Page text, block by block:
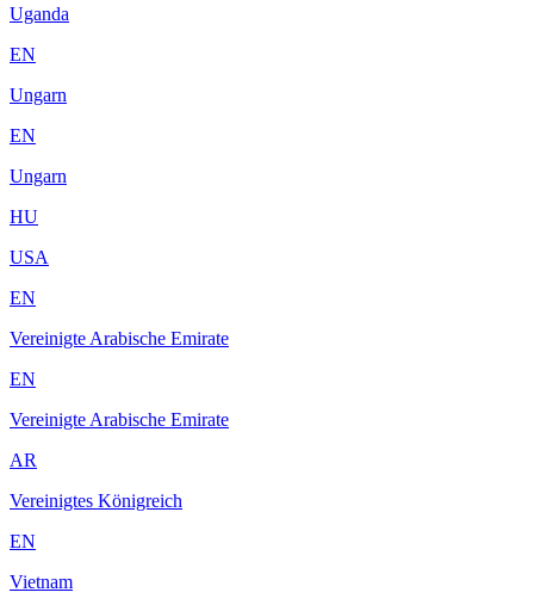
Uganda
EN
Ungarn
EN
Ungarn
HU
USA
EN
Vereinigte Arabische Emirate
EN
Vereinigte Arabische Emirate
AR
Vereinigtes Königreich
EN
Vietnam